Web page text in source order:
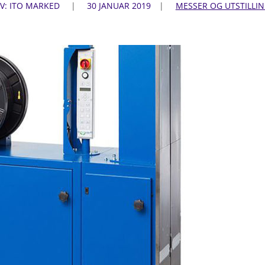
ITO MARKED 30 JANUAR 2019 MESSER OG